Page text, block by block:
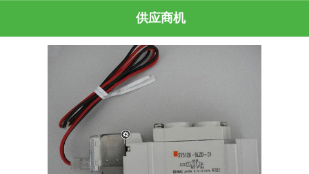
供应商机